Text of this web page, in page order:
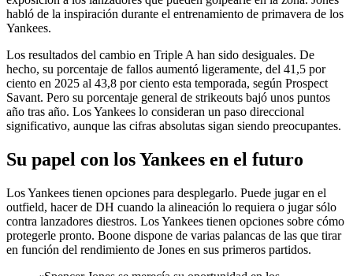
habló de la inspiración durante el entrenamiento de primavera de los
Yankees.
Los resultados del cambio en Triple A han sido desiguales. De
hecho, su porcentaje de fallos aumentó ligeramente, del 41,5 por
ciento en 2025 al 43,8 por ciento esta temporada, según Prospect
Savant. Pero su porcentaje general de strikeouts bajó unos puntos
año tras año. Los Yankees lo consideran un paso direccional
significativo, aunque las cifras absolutas sigan siendo preocupantes.
Su papel con los Yankees en el futuro
Los Yankees tienen opciones para desplegarlo. Puede jugar en el
outfield, hacer de DH cuando la alineación lo requiera o jugar sólo
contra lanzadores diestros. Los Yankees tienen opciones sobre cómo
protegerle pronto. Boone dispone de varias palancas de las que tirar
en función del rendimiento de Jones en sus primeros partidos.